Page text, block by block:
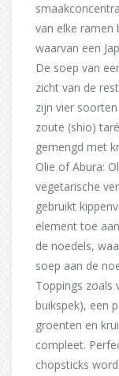
van elke ramen
waarvan een
De soep van
zicht van de
zijn vier
zoute (shio)
gemengd met
Olie of Abura:
vegetarische
gebruikt
element toe
de noedels,
soep aan de
Toppings zoals
buikspek), een
groenten en
compleet.
chopsticks